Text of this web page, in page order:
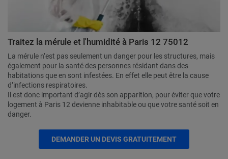
Traitez la mérule et l'humidité à Paris 12 75012
La mérule n’est pas seulement un danger pour les structures, mais
également pour la santé des personnes résidant dans des
habitations que en sont infestées. En effet elle peut être la cause
d’infections respiratoires.
Il est donc important d’agir dès son apparition, pour éviter que votre
logement à Paris 12 devienne inhabitable ou que votre santé soit en
danger.
DEMANDER UN DEVIS GRATUITEMENT